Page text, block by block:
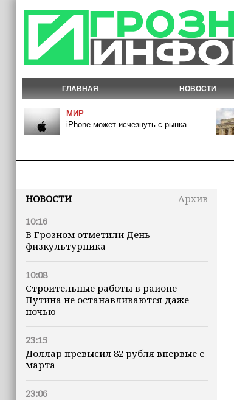
ГЛАВНАЯ НОВОСТИ
МИР
iPhone может исчезнуть с рынка
НОВОСТИ
Архив
10:16
В Грозном отметили День
физкультурника
10:08
Строительные работы в районе
Путина не останавливаются даже
ночью
23:15
Доллар превысил 82 рубля впервые с
марта
23:06